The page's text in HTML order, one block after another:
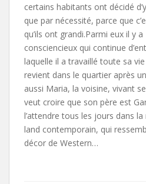
certains habitants ont décidé
que par nécessité, parce que
qu’ils ont grandi.Parmi eux il y a
consciencieux qui continue
laquelle il a travaillé toute sa
revient dans le quartier après
aussi Maria, la voisine, vivant
veut croire que son père est
l’attendre tous les jours dans la
land contemporain, qui
décor de Western…